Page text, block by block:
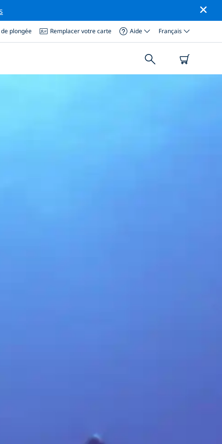
plongée Remplacer votre carte Aide Français